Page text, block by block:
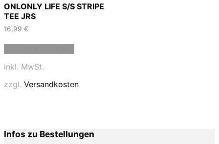
ONLONLY LIFE S/S STRIPE
TEE JRS
16,99 €
auf.
der
inkl. MwSt.
zzgl. Versandkosten
Infos zu Bestellungen